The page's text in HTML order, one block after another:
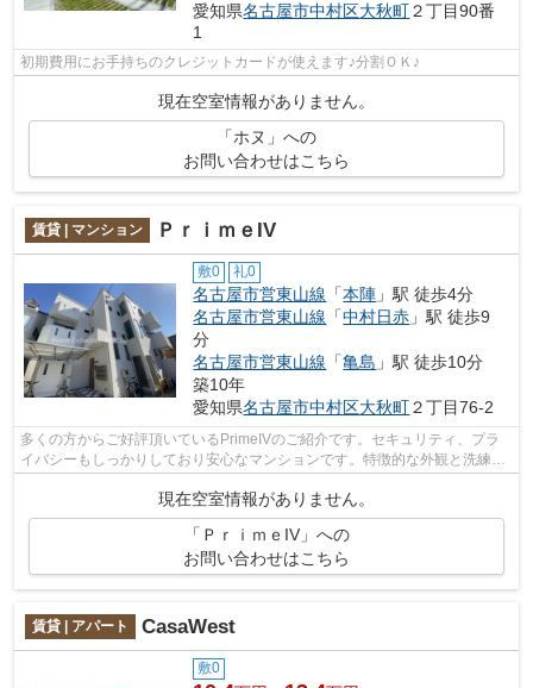
愛知県名古屋市中村区大秋町２丁目90番
1
初期費用にお手持ちのクレジットカードが使えます♪分割ＯＫ♪
現在空室情報がありません。
「ホヌ」への
お問い合わせはこちら
賃貸 | マンション ＰｒｉｍｅIV
敷0 礼0
名古屋市営東山線 「本陣 」駅 徒歩4分
名古屋市営東山線 「中村日赤 」駅 徒歩9
分
名古屋市営東山線 「亀島 」駅 徒歩10分
築10年
愛知県名古屋市中村区大秋町２丁目76-2
多くの方からご好評頂いているPrimeIVのご紹介です。セキュリティ、プラ
イバシーもしっかりしており安心なマンションです。特徴的な外観と洗練さ
れた設計の内装を持つデザイナーズ。平...
現在空室情報がありません。
「ＰｒｉｍｅIV」への
お問い合わせはこちら
賃貸 | アパート CasaWest
敷0